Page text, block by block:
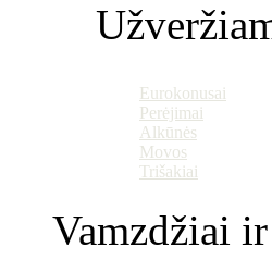
Eurokonusai
Perėjimai
Alkūnės
Movos
Trišakiai
Vamzdžiai